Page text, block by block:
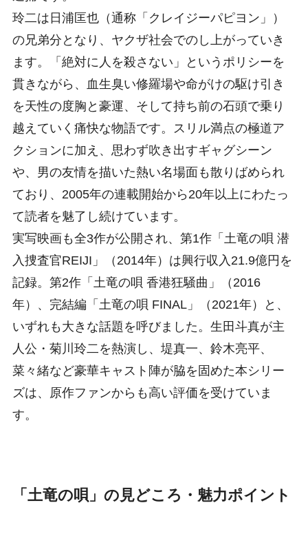
玲二は日浦匡也（通称「クレイジーパピヨン」）
の兄弟分となり、ヤクザ社会でのし上がっていき
ます。「絶対に人を殺さない」というポリシーを
貫きながら、血生臭い修羅場や命がけの駆け引き
を天性の度胸と豪運、そして持ち前の石頭で乗り
越えていく痛快な物語です。スリル満点の極道ア
クションに加え、思わず吹き出すギャグシーン
や、男の友情を描いた熱い名場面も散りばめられ
ており、2005年の連載開始から20年以上にわたっ
て読者を魅了し続けています。
実写映画も全3作が公開され、第1作「土竜の唄 潜
入捜査官REIJI」（2014年）は興行収入21.9億円を
記録。第2作「土竜の唄 香港狂騒曲」（2016
年）、完結編「土竜の唄 FINAL」（2021年）と、
いずれも大きな話題を呼びました。生田斗真が主
人公・菊川玲二を熱演し、堤真一、鈴木亮平、
菜々緒など豪華キャスト陣が脇を固めた本シリー
ズは、原作ファンからも高い評価を受けていま
す。
「土竜の唄」の見どころ・魅力ポイント